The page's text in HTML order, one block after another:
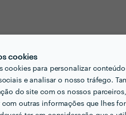
cookies
cookies para personalizar
e analisar o nosso tráfego.
do site com os nossos
outras informações que lhes